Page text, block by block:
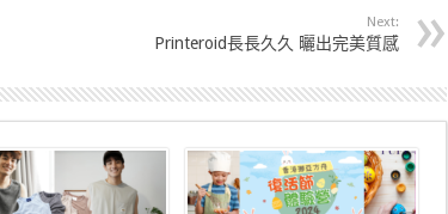
Next:
Printeroid長長久久 曬出完美質感